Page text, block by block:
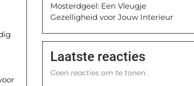
Mosterdgeel: Een Vleugje
Gezelligheid voor Jouw Interieur
Laatste reacties
Geen reacties om te tonen.